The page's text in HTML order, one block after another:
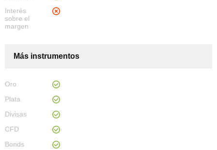
Interés
sobre el
margen
Más instrumentos
Oro
Plata
Divisas
CFD
Bonds